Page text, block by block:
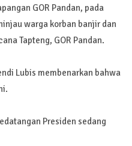
GOR Pandan, pada
warga korban banjir dan
Tapteng, GOR Pandan.
Lubis membenarkan bahwa
Presiden sedang